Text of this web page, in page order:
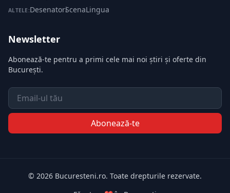
ALTELE:Desenatori·ScenaLingua
Newsletter
Abonează-te pentru a primi cele mai noi știri și oferte din
București.
Email
Abonează-te
© 2026 Bucuresteni.ro. Toate drepturile rezervate.